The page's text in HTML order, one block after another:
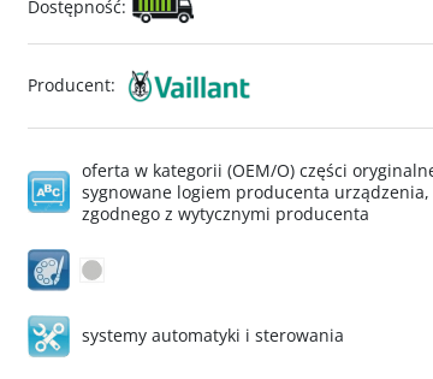
Dostępność:
Producent:
oferta w kategorii (OEM/O) części
sygnowane logiem producenta
zgodnego z wytycznymi producenta
systemy automatyki i sterowania